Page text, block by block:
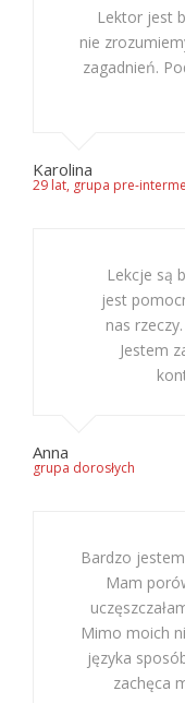
Lektor jest
nie
zagadnień.
Karolina
29 lat, grupa pre-
Lekcje są
jest
nas
Jestem
Anna
grupa dorosłych
Bardzo
Mam
Mimo moich
języka
zachęca